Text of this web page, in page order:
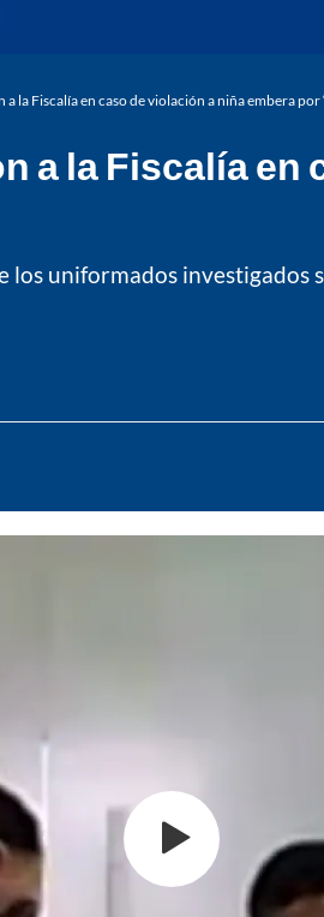
la Fiscalía en caso de violación a niña embera
a la Fiscalía en
los uniformados